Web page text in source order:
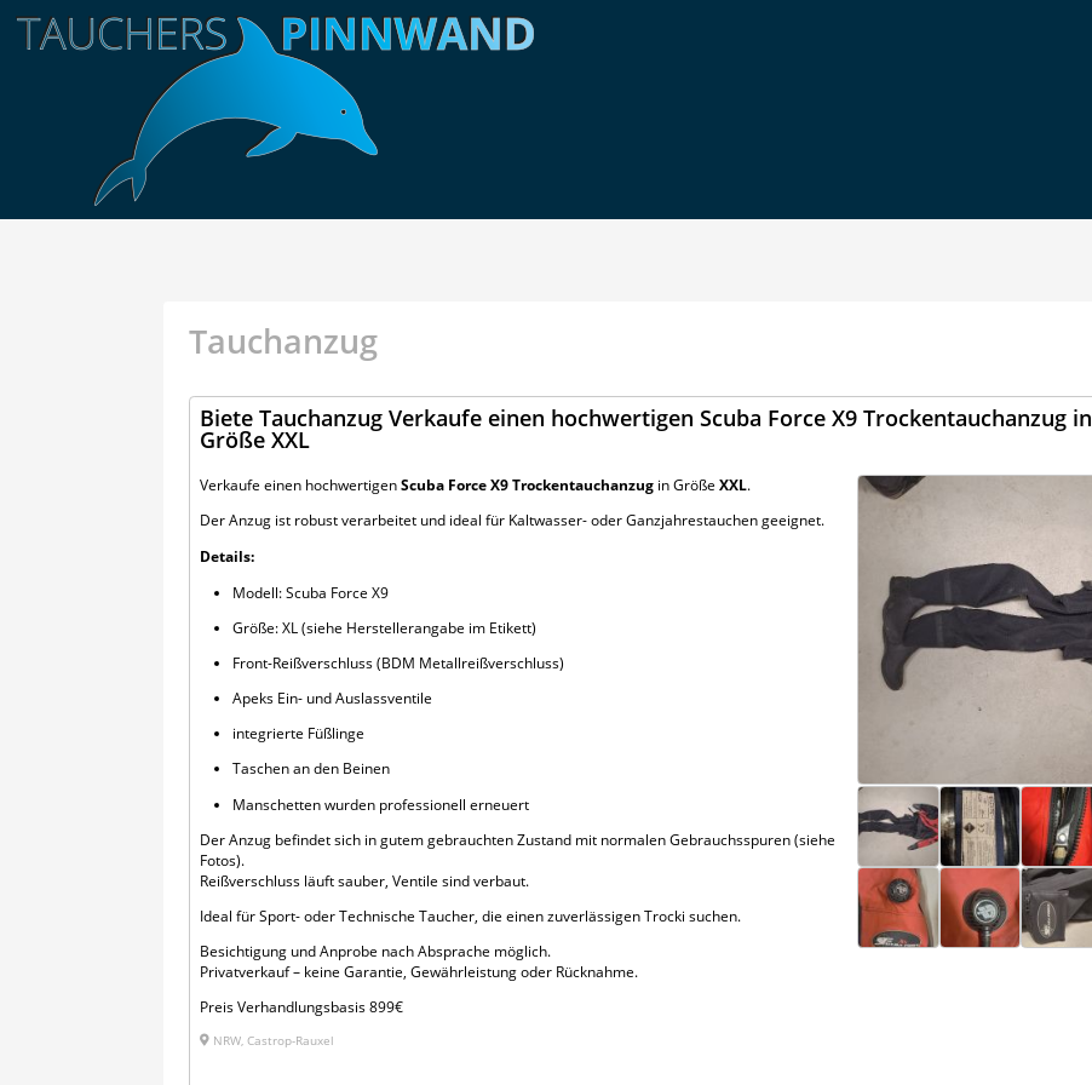
Tauchanzug
Biete Tauchanzug Verkaufe einen hochwertigen Scuba Force X9 Trockentauchanzug in
Größe XXL
Verkaufe einen hochwertigenScuba Force X9 Trockentauchanzug in GrößeXXL.
Der Anzug ist robust verarbeitet und ideal für Kaltwasser- oder Ganzjahrestauchen geeignet.
Details:
Modell: Scuba Force X9
Größe: XL (siehe Herstellerangabe im Etikett)
Front-Reißverschluss (BDM Metallreißverschluss)
Apeks Ein- und Auslassventile
integrierte Füßlinge
Taschen an den Beinen
Manschetten wurden professionell erneuert
Der Anzug befindet sich in gutem gebrauchten Zustand mit normalen Gebrauchsspuren (siehe
Fotos).
Reißverschluss läuft sauber, Ventile sind verbaut.
Ideal für Sport- oder Technische Taucher, die einen zuverlässigen Trocki suchen.
Besichtigung und Anprobe nach Absprache möglich.
Privatverkauf – keine Garantie, Gewährleistung oder Rücknahme.
Preis Verhandlungsbasis 899€
NRW, Castrop-Rauxel